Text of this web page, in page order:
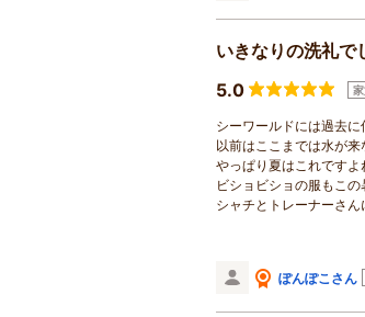
いきなりの洗礼で
5.0
シーワールドには過去
以前はここまでは水が
やっぱり夏はこれですよ
ビショビショの服もこの
シャチとトレーナーさん
ぽんぽこさん